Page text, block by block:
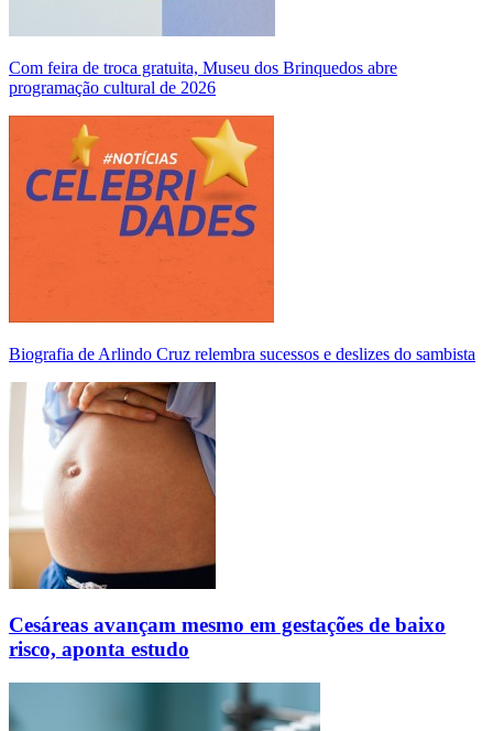
Com feira de troca gratuita, Museu dos Brinquedos abre
programação cultural de 2026
Biografia de Arlindo Cruz relembra sucessos e deslizes do sambista
Cesáreas avançam mesmo em gestações de baixo
risco, aponta estudo